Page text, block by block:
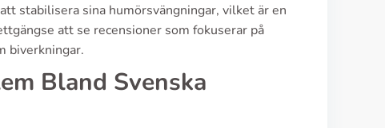
stabilisera sina humörsvängningar, vilket är en
att se recensioner som fokuserar på
biverkningar.
Bland Svenska